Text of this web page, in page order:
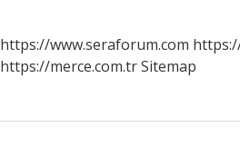
https://www.seraforum.com
https://merce.com.trSitemap